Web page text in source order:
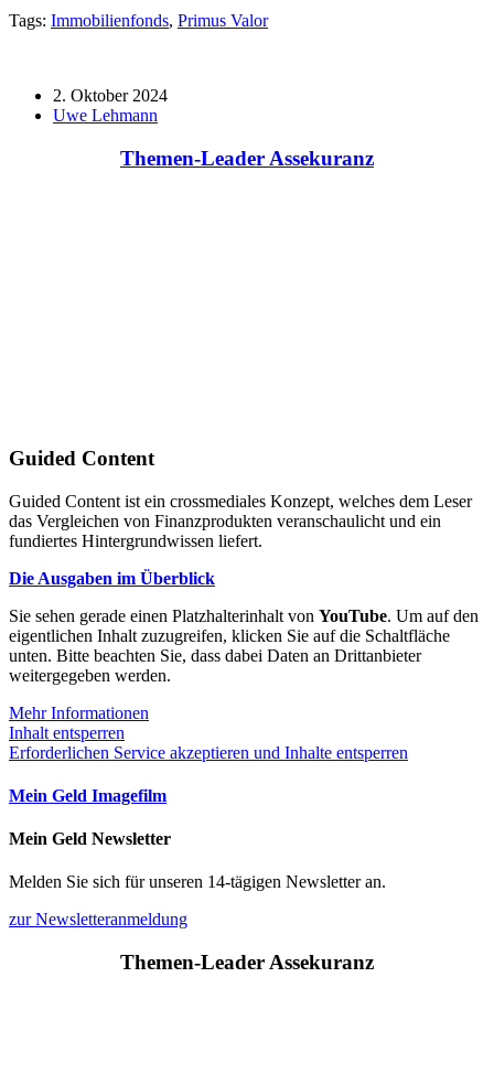
Tags: Immobilienfonds, Primus Valor
2. Oktober 2024
Uwe Lehmann
Themen-Leader Assekuranz
Guided Content
Guided Content ist ein crossmediales Konzept, welches dem Leser
das Vergleichen von Finanzprodukten veranschaulicht und ein
fundiertes Hintergrundwissen liefert.
Die Ausgaben im Überblick
Sie sehen gerade einen Platzhalterinhalt von YouTube. Um auf den
eigentlichen Inhalt zuzugreifen, klicken Sie auf die Schaltfläche
unten. Bitte beachten Sie, dass dabei Daten an Drittanbieter
weitergegeben werden.
Mehr Informationen
Inhalt entsperren
Erforderlichen Service akzeptieren und Inhalte entsperren
Mein Geld Imagefilm
Mein Geld Newsletter
Melden Sie sich für unseren 14-tägigen Newsletter an.
zur Newsletteranmeldung
Themen-Leader Assekuranz